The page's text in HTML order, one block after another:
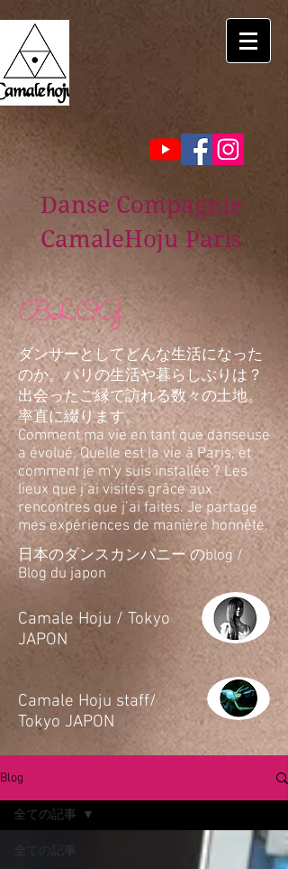
Danse Compagnie
CamaleHoju Paris
BLOG
ダンサーとしてどんな生活になった
のか。パリの生活や暮らしぶりは？
出会ったご縁で訪れる数々の土地。
率直に綴ります。
Comment ma vie en tant que danseuse
a évolué. Quelle est la vie à Paris, et
comment je m’y suis installée ? Les
lieux que j’ai visités grâce aux
rencontres que j’ai faites. Je partage
mes expériences de manière honnête.
日本のダンスカンパニー のblog /
Blog du japon
​Camale Hoju / Tokyo
JAPON
​Camale Hoju staff/
Tokyo JAPON
Blog
全ての記事
全ての記事